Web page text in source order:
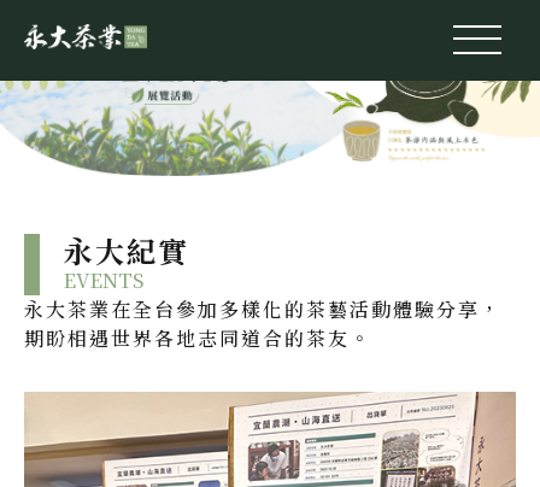
永大紀實
EVENTS
永大茶業在全台參加多樣化的茶藝活動體驗分享，
期盼相遇世界各地志同道合的茶友。